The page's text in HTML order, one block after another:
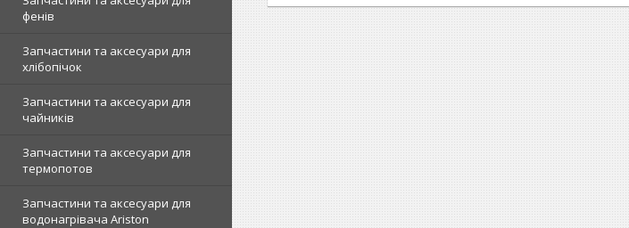
фенів
Запчастини та аксесуари для
хлібопічок
Запчастини та аксесуари для
чайників
Запчастини та аксесуари для
термопотов
Запчастини та аксесуари для
водонагрівача Ariston